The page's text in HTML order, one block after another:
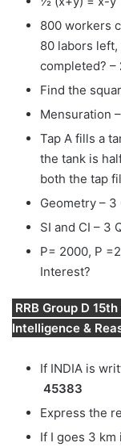
800 workers
80 labors
completed? –
Find the
Mensuration
Tap A fills a
the tank is
both the tap
Geometry – 3
SI and CI – 3
P= 2000, P
Interest?
RRB Group D
Intelligence &
If INDIA is
45383
Express the
If I goes 3